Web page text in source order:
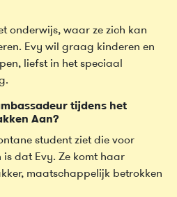
onderwijs, waar ze zich kan
Evy wil graag kinderen en
liefst in het speciaal
tijdens het
Aan?
student ziet die voor
dat Evy. Ze komt haar
maatschappelijk betrokken